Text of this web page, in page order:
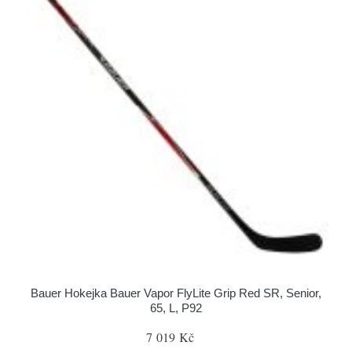
Bauer Hokejka Bauer Vapor FlyLite Grip Red SR, Senior,
65, L, P92
7 019 Kč